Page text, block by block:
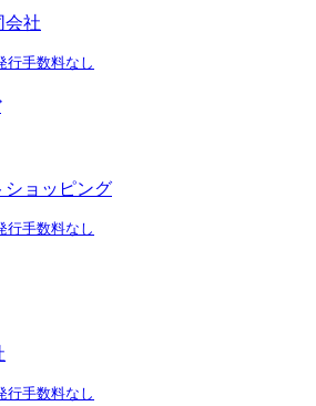
会社
行手数料なし
ショッピング
行手数料なし
行手数料なし